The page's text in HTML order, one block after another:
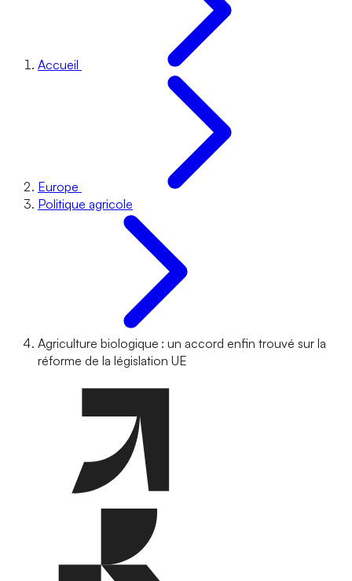
Accueil
Europe
Politique agricole
Agriculture biologique : un accord enfin trouvé sur la
réforme de la législation UE